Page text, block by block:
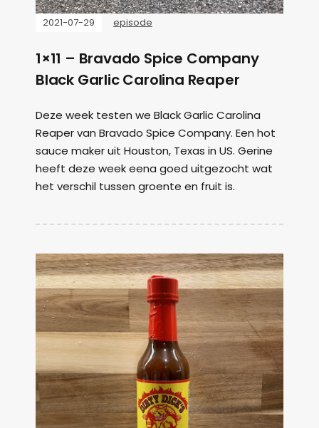
2021-07-29 episode
1×11 – Bravado Spice Company
Black Garlic Carolina Reaper
Deze week testen we Black Garlic Carolina
Reaper van Bravado Spice Company. Een hot
sauce maker uit Houston, Texas in US. Gerine
heeft deze week eena goed uitgezocht wat
het verschil tussen groente en fruit is.